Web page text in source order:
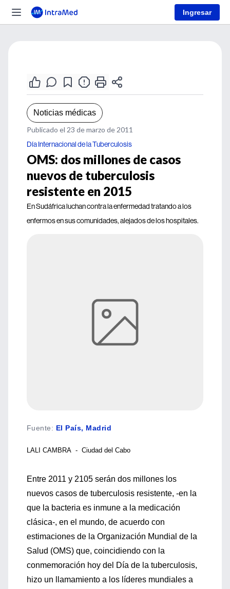
Ingresar
Noticias médicas
Publicado el 23 de marzo de 2011
Día Internacional de la Tuberculosis
OMS: dos millones de casos
nuevos de tuberculosis
resistente en 2015
En Sudáfrica luchan contra la enfermedad tratando a los
enfermos en sus comunidades, alejados de los hospitales.
Fuente: El País, Madrid
LALI CAMBRA - Ciudad del Cabo
Entre 2011 y 2105 serán dos millones los
nuevos casos de tuberculosis resistente, -en la
que la bacteria es inmune a la medicación
clásica-, en el mundo, de acuerdo con
estimaciones de la Organización Mundial de la
Salud (OMS) que, coincidiendo con la
conmemoración hoy del Día de la tuberculosis,
hizo un llamamiento a los líderes mundiales a